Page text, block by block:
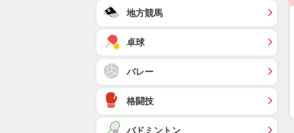
地方競馬
卓球
バレー
格闘技
バドミントン